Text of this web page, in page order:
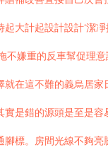
起大計起設計設計‘潔
不嫌重的反車幫促理
就在這不難的義烏居
實是錯的源頭是至是
腳標。房間光線不夠